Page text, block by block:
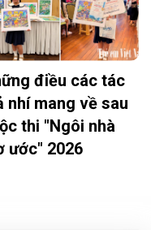
điều các tác
nhí mang về sau
thi "Ngôi nhà
ước" 2026